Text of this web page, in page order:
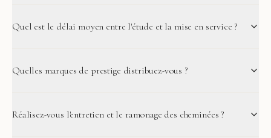
Quel est le délai moyen entre l'étude et la mise en service ?
Quelles marques de prestige distribuez-vous ?
Réalisez-vous l'entretien et le ramonage des cheminées ?